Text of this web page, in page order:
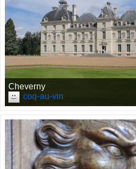
Cheverny
coq-au-vin